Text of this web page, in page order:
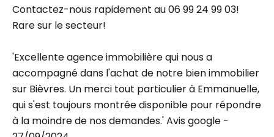
Contactez-nous rapidement au 06 99 24 99 03!
Rare sur le secteur!
'Excellente agence immobilière qui nous a
accompagné dans l'achat de notre bien immobilier
sur Bièvres. Un merci tout particulier à Emmanuelle,
qui s'est toujours montrée disponible pour répondre
à la moindre de nos demandes.' Avis google -